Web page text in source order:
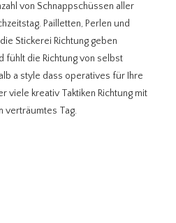
von Schnappschüssen aller
Pailletten, Perlen und
Stickerei Richtung geben
fühlt die Richtung von selbst
a style dass operatives für Ihre
viele kreativ Taktiken Richtung mit
verträumtes Tag.